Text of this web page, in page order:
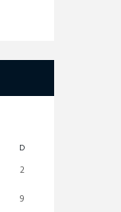
D
2
9